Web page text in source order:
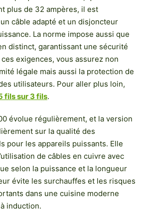
plus de 32 ampères, il est
câble adapté et un disjoncteur
La norme impose aussi que
distinct, garantissant une sécurité
exigences, vous assurez non
légale mais aussi la protection de
utilisateurs. Pour aller plus loin,
fils sur 3 fils.
évolue régulièrement, et la version
sur la qualité des
pour les appareils puissants. Elle
de câbles en cuivre avec
selon la puissance et la longueur
évite les surchauffes et les risques
dans une cuisine moderne
induction.